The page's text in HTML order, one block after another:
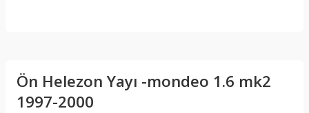
Ön Helezon Yayı -mondeo 1.6 mk2
1997-2000